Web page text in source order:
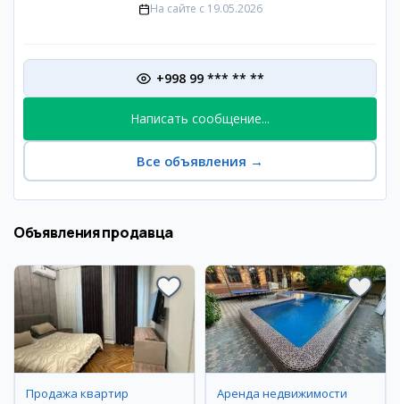
На сайте с 19.05.2026
+998 99 *** ** **
Написать сообщение...
Все объявления →
Объявления продавца
Продажа квартир Аренда недвижимости